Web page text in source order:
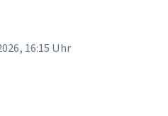
16:15 Uhr